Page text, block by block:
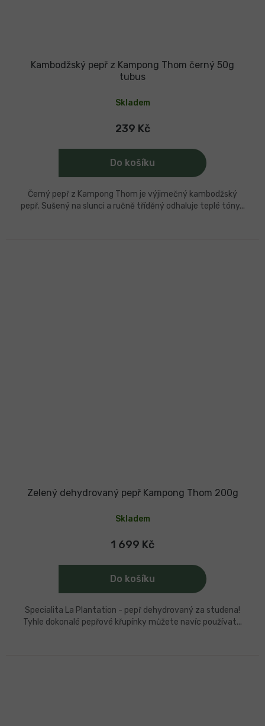
Kambodžský pepř z Kampong Thom černý 50g
tubus
Skladem
239 Kč
Do košíku
Černý pepř z Kampong Thom je výjimečný kambodžský
pepř. Sušený na slunci a ručně tříděný odhaluje teplé tóny...
Zelený dehydrovaný pepř Kampong Thom 200g
Skladem
1 699 Kč
Do košíku
Specialita La Plantation - pepř dehydrovaný za studena!
Tyhle dokonalé pepřové křupínky můžete navíc používat...